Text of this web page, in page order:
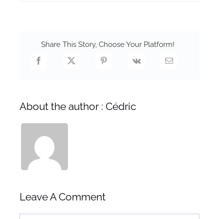
Share This Story, Choose Your Platform!
About the author : Cédric
Leave A Comment